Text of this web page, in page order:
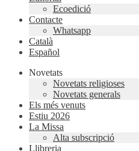
Ecoedició
Contacte
Whatsapp
Català
Español
Novetats
Novetats religioses
Novetats generals
Els més venuts
Estiu 2026
La Missa
Alta subscripció
Llibreria